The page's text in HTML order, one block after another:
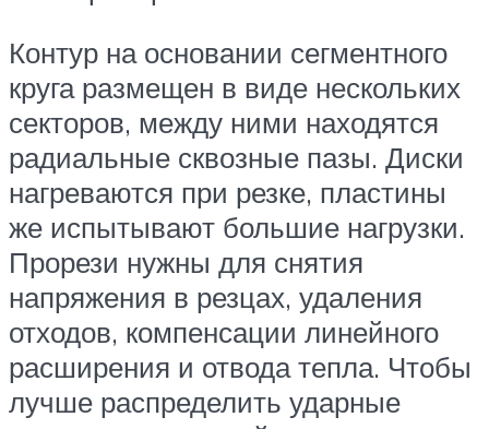
Контур на основании сегментного
круга размещен в виде нескольких
секторов, между ними находятся
радиальные сквозные пазы. Диски
нагреваются при резке, пластины
же испытывают большие нагрузки.
Прорези нужны для снятия
напряжения в резцах, удаления
отходов, компенсации линейного
расширения и отвода тепла. Чтобы
лучше распределить ударные